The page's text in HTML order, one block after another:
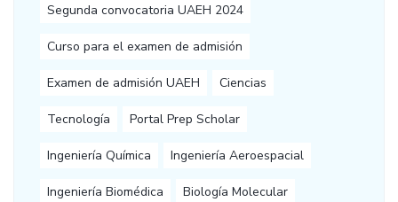
Segunda convocatoria UAEH 2024
Curso para el examen de admisión
Examen de admisión UAEH Ciencias
Tecnología Portal Prep Scholar
Ingeniería Química Ingeniería Aeroespacial
Ingeniería Biomédica Biología Molecular